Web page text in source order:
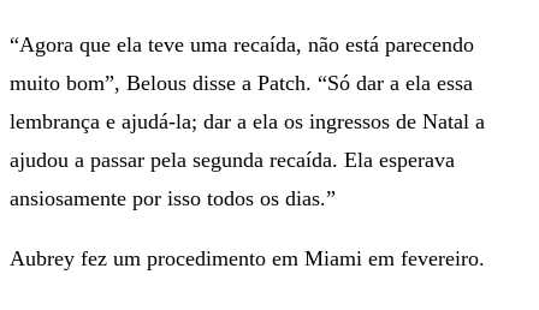
“Agora que ela teve uma recaída, não está parecendo
muito bom”, Belous disse a Patch. “Só dar a ela essa
lembrança e ajudá-la; dar a ela os ingressos de Natal a
ajudou a passar pela segunda recaída. Ela esperava
ansiosamente por isso todos os dias.”
Aubrey fez um procedimento em Miami em fevereiro.